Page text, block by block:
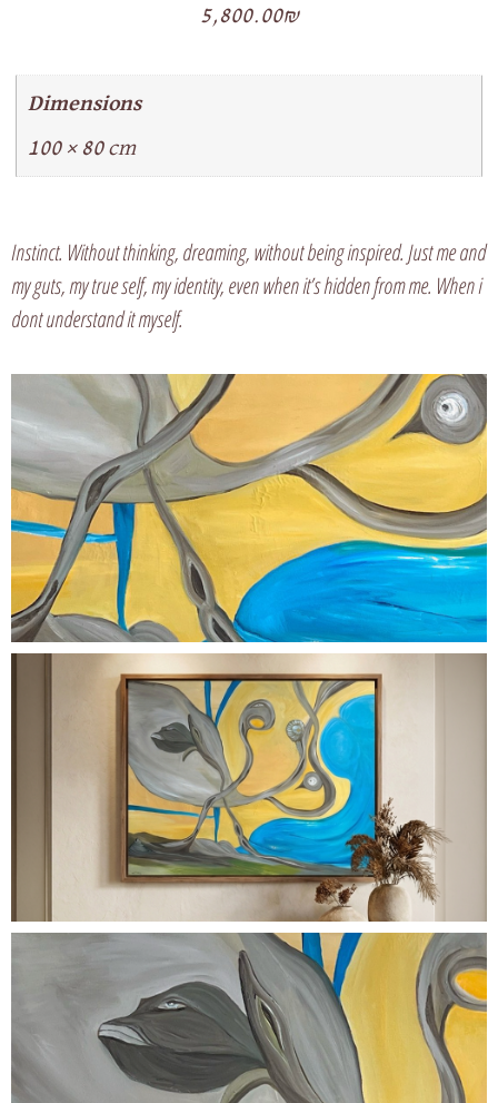
5,800.00₪
Dimensions
100 × 80 cm
Instinct. Without thinking, dreaming, without being inspired. Just me and
my guts, my true self, my identity, even when it’s hidden from me. When i
dont understand it myself.